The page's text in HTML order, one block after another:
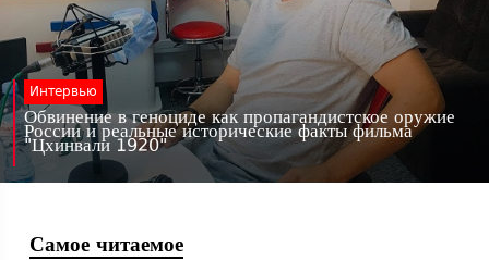
Интервью
Обвинение в геноциде как пропагандистское оружие
России и реальные исторические факты фильма
"Цхинвали 1920"
Самое читаемое